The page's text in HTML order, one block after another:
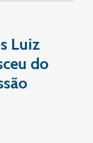
Luiz
do